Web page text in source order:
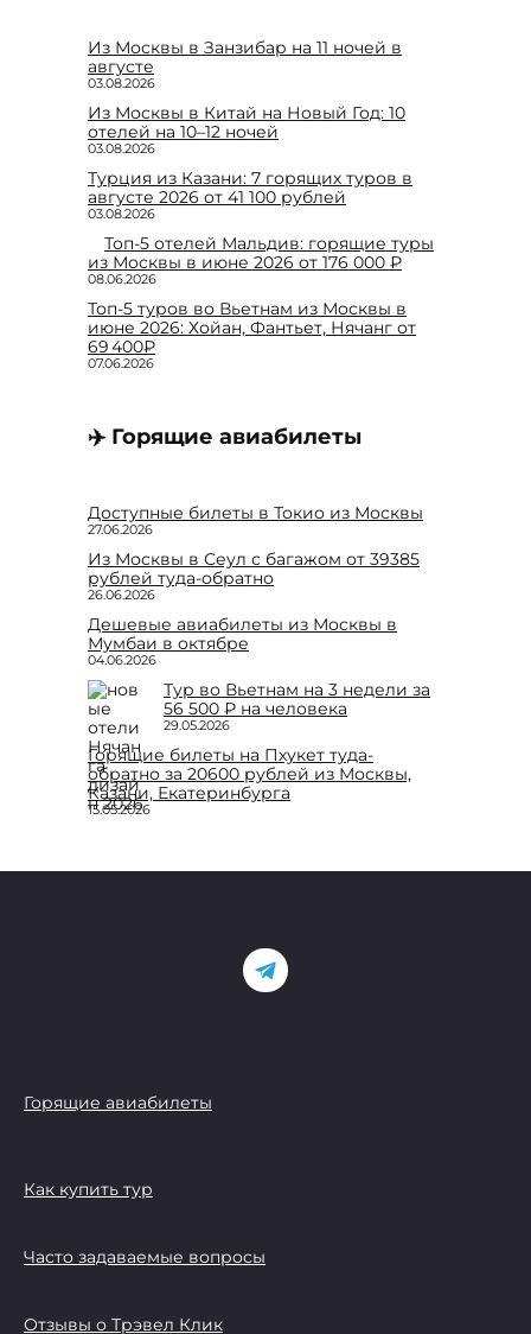
Из Москвы в Занзибар на 11 ночей в
августе
03.08.2026
Из Москвы в Китай на Новый Год: 10
отелей на 10–12 ночей
03.08.2026
Турция из Казани: 7 горящих туров в
августе 2026 от 41 100 рублей
03.08.2026
Топ-5 отелей Мальдив: горящие туры
из Москвы в июне 2026 от 176 000 ₽
08.06.2026
Топ-5 туров во Вьетнам из Москвы в
июне 2026: Хойан, Фантьет, Нячанг от
69 400₽
07.06.2026
✈️ Горящие авиабилеты
Доступные билеты в Токио из Москвы
27.06.2026
Из Москвы в Сеул с багажом от 39385
рублей туда-обратно
26.06.2026
Дешевые авиабилеты из Москвы в
Мумбаи в октябре
04.06.2026
Тур во Вьетнам на 3 недели за
56 500 ₽ на человека
29.05.2026
Горящие билеты на Пхукет туда-
обратно за 20600 рублей из Москвы,
Казани, Екатеринбурга
15.05.2026
Горящие авиабилеты
Как купить тур
Часто задаваемые вопросы
Отзывы о Трэвел Клик